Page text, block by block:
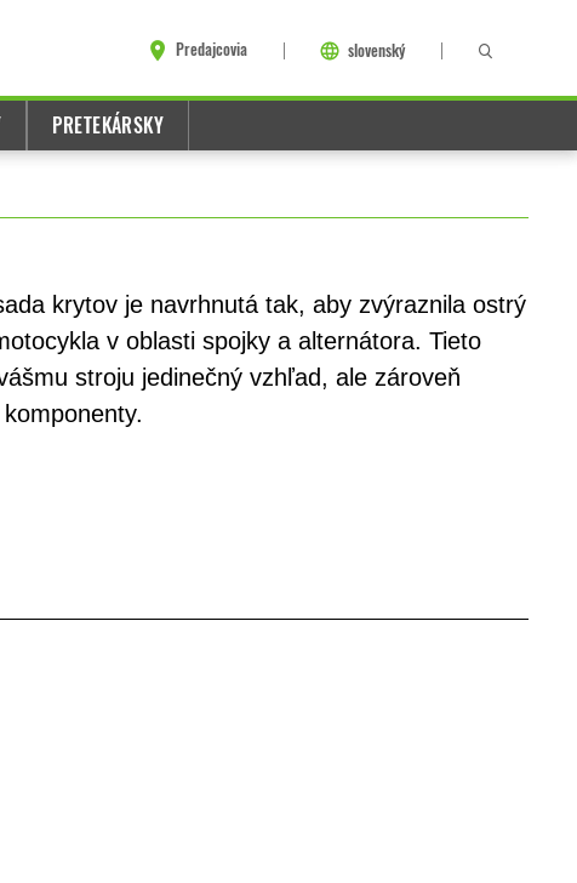
Predajcovia slovenský
PRETEKÁRSKY
krytov je navrhnutá tak, aby zvýraznila ostrý
v oblasti spojky a alternátora. Tieto
stroju jedinečný vzhľad, ale zároveň